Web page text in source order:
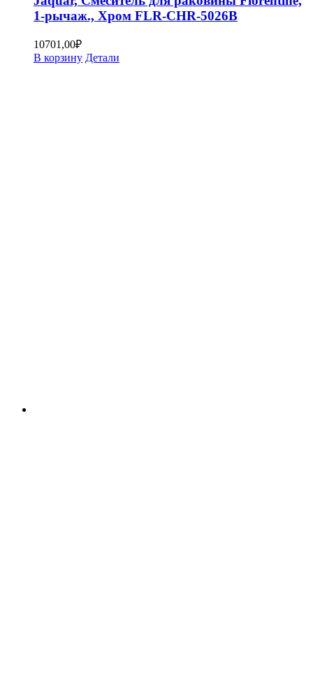
1-рычаж., Хром FLR-CHR-5026B
10701,00₽
В корзину Детали